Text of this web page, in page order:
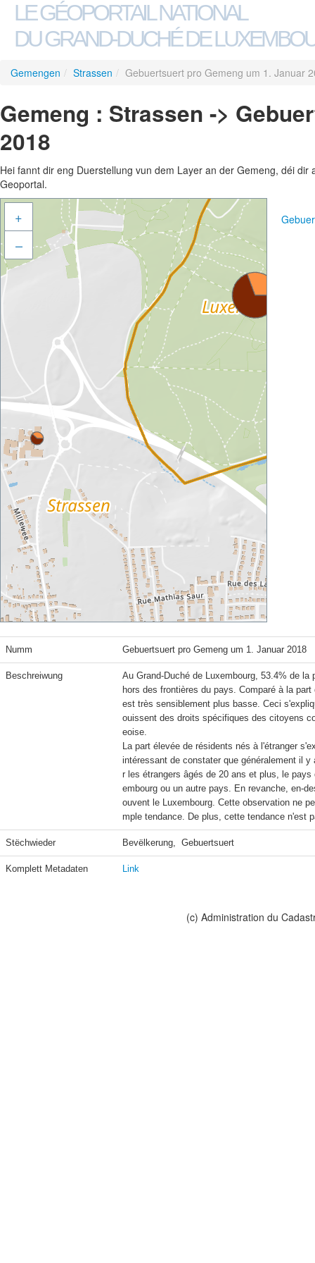
LE GÉOPORTAIL NATIONAL
DU GRAND-DUCHÉ DE
Gemengen / Strassen / Gebuertsuert pro Gemeng um 1. Januar
Gemeng : Strassen ->
2018
Hei fannt dir eng Duerstellung vun dem Layer an der Gemeng, déi
Geoportal.
+
–
Numm Gebuertsuert pro Gemeng um 1. Januar 2018
Beschreiwung
Au Grand-Duché de Luxembourg, 53.4% de
hors des frontières du pays. Comparé à la
est très sensiblement plus basse. Ceci
ouissent des droits spécifiques des citoyens
eoise.
La part élevée de résidents nés à l'étranger
intéressant de constater que généralement il
r les étrangers âgés de 20 ans et plus, le
embourg ou un autre pays. En revanche, en-
ouvent le Luxembourg. Cette observation ne
mple tendance. De plus, cette tendance n'est
Stëchwieder Bevëlkerung,  Gebuertsuert
Komplett Metadaten Link
(c) Administration du